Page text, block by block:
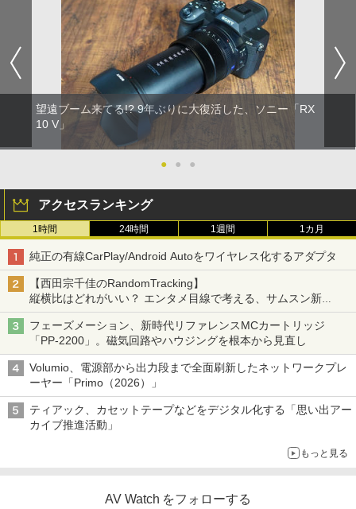
望遠ブーム来てる!? 9年ぶりに大復活した、ソニー「RX
10 V」
● ● ●
アクセスランキング
1時間 24時間 1週間 1カ月
純正の有線CarPlay/Android Autoをワイヤレス化するアダプタ
【西田宗千佳のRandomTracking】
縦横比はどれがいい？ エンタメ目線で考える、サムスン新
「Galaxy Z Fold」
フェーズメーション、新時代リファレンスMCカートリッジ
「PP-2200」。磁気回路やハウジングを根本から見直し
Volumio、電源部から出力段まで全面刷新したネットワークプレ
ーヤー「Primo（2026）」
ティアック、カセットテープなどをデジタル化する「思い出アー
カイブ推進活動」
もっと見る
AV Watch をフォローする